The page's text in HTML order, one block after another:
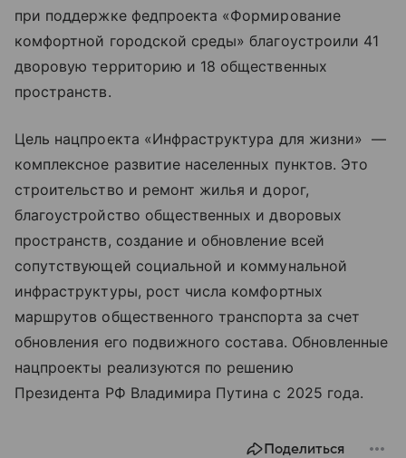
при поддержке федпроекта «Формирование
комфортной городской среды» благоустроили 41
дворовую территорию и 18 общественных
пространств.
Цель нацпроекта «Инфраструктура для жизни» —
комплексное развитие населенных пунктов. Это
строительство и ремонт жилья и дорог,
благоустройство общественных и дворовых
пространств, создание и обновление всей
сопутствующей социальной и коммунальной
инфраструктуры, рост числа комфортных
маршрутов общественного транспорта за счет
обновления его подвижного состава. Обновленные
нацпроекты реализуются по решению
Президента РФ Владимира Путина с 2025 года.
Поделиться